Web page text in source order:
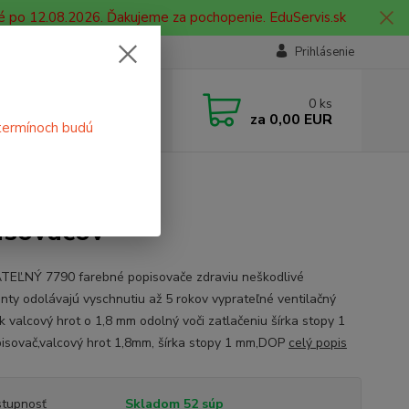
12.08.2026. Ďakujeme za pochopenie. EduServis.sk
Prihlásenie
od 9:00 hod. - 16:00 hod.
0 ks
za 0,00 EUR
7790 farebné popisovače zdraviu neškodlivé
odolávajú vyschnutiu až 5 rokov vyprateľné ventilačný
valcový hrot o 1,8 mm odolný voči zatlačeniu šírka stopy 1
hrot 1,8mm, šírka stopy 1 mm,DOP celý popis
Skladom 52 súp
budú